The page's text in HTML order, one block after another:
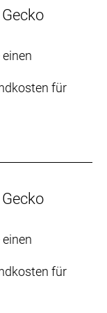
Gewicht
und
ist
Bike aller
320 Wh
für
für